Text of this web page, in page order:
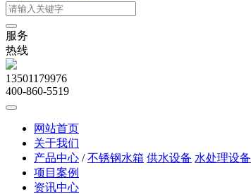
服务
热线
13501179976
400-860-5519
网站首页
关于我们
产品中心 /不锈钢水箱 供水设备 水处理设备
项目案例
资讯中心